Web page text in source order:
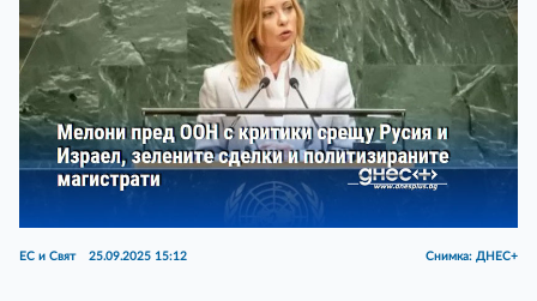
ЕС и Свят 25.09.2025 15:12 Снимка: ДНЕС+